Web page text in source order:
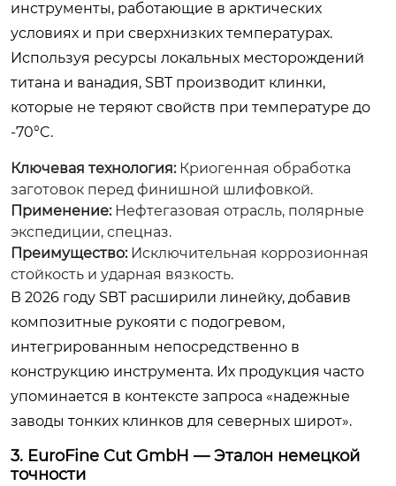
инструменты, работающие в арктических
условиях и при сверхнизких температурах.
Используя ресурсы локальных месторождений
титана и ванадия, SBT производит клинки,
которые не теряют свойств при температуре до
-70°C.
Ключевая технология:Криогенная обработка
заготовок перед финишной шлифовкой.
Применение:Нефтегазовая отрасль, полярные
экспедиции, спецназ.
Преимущество:Исключительная коррозионная
стойкость и ударная вязкость.
В 2026 году SBT расширили линейку, добавив
композитные рукояти с подогревом,
интегрированным непосредственно в
конструкцию инструмента. Их продукция часто
упоминается в контексте запроса «надежные
заводы тонких клинков для северных широт».
3. EuroFine Cut GmbH — Эталон немецкой
точности